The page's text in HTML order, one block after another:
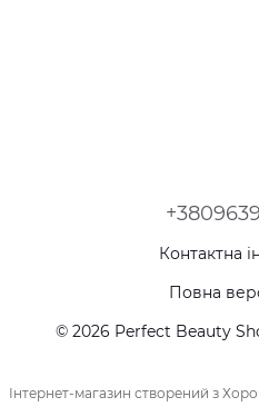
Контактна
Повна
© 2026 Perfect Beauty
Інтернет-магазин створений з